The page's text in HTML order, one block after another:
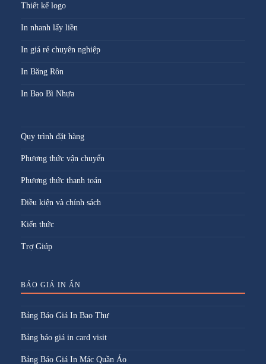
Thiết kế logo
In nhanh lấy liền
In giá rẻ chuyên nghiệp
In Băng Rôn
In Bao Bì Nhựa
Quy trình đặt hàng
Phương thức vận chuyển
Phương thức thanh toán
Điều kiện và chính sách
Kiến thức
Trợ Giúp
BÁO GIÁ IN ẤN
Bảng Báo Giá In Bao Thư
Bảng báo giá in card visit
Bảng Báo Giá In Mác Quần Áo